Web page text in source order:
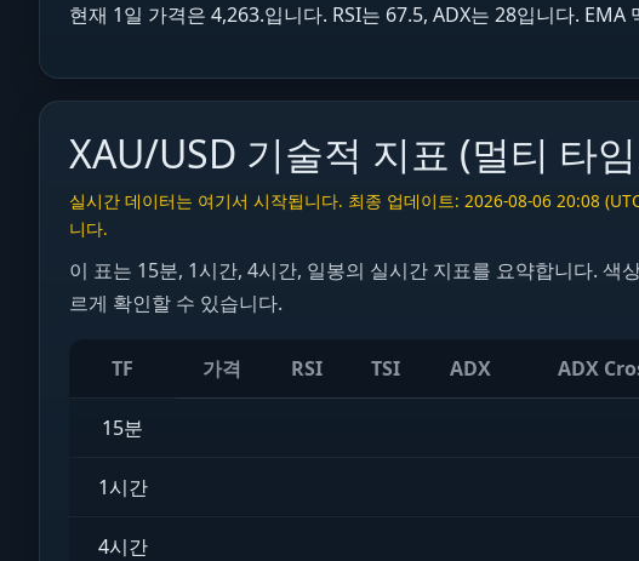
현재 1일 가격은 4,263.입니다. RSI는 67.5, ADX는 28입니다.
XAU/USD 기술적 지표 (멀티 타
실시간 데이터는 여기서 시작됩니다. 최종 업데이트: 2026-08-06 20:08
니다.
이 표는 15분, 1시간, 4시간, 일봉의 실시간 지표를 요약합니다.
르게 확인할 수 있습니다.
TF 가격 RSI TSI ADX ADX
15분
1시간
4시간